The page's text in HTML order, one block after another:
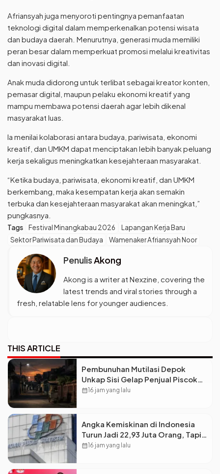
Afriansyah juga menyoroti pentingnya pemanfaatan
teknologi digital dalam memperkenalkan potensi wisata
dan budaya daerah. Menurutnya, generasi muda memiliki
peran besar dalam memperkuat promosi melalui kreativitas
dan inovasi digital.
Anak muda didorong untuk terlibat sebagai kreator konten,
pemasar digital, maupun pelaku ekonomi kreatif yang
mampu membawa potensi daerah agar lebih dikenal
masyarakat luas.
Ia menilai kolaborasi antara budaya, pariwisata, ekonomi
kreatif, dan UMKM dapat menciptakan lebih banyak peluang
kerja sekaligus meningkatkan kesejahteraan masyarakat.
“Ketika budaya, pariwisata, ekonomi kreatif, dan UMKM
berkembang, maka kesempatan kerja akan semakin
terbuka dan kesejahteraan masyarakat akan meningkat,”
pungkasnya.
Tags Festival Minangkabau 2026
Lapangan Kerja Baru
Sektor Pariwisata dan Budaya
Wamenaker Afriansyah Noor
PenulisAkong
Akong is a writer at Nexzine, covering the
latest trends and viral stories through a
fresh, relatable lens for younger audiences.
THIS ARTICLE
Pembunuhan Mutilasi Depok
Unkap Sisi Gelap Penjual Piscok
Berdarah Dingin
calendar_month16 jam yang lalu
Angka Kemiskinan di Indonesia
Turun Jadi 22,93 Juta Orang, Tapi
Kenapa Ketimpangan Desa dan
calendar_month16 jam yang lalu